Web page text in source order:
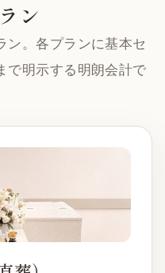
ン
ン。各プランに基本セ
で明示する明朗会計で